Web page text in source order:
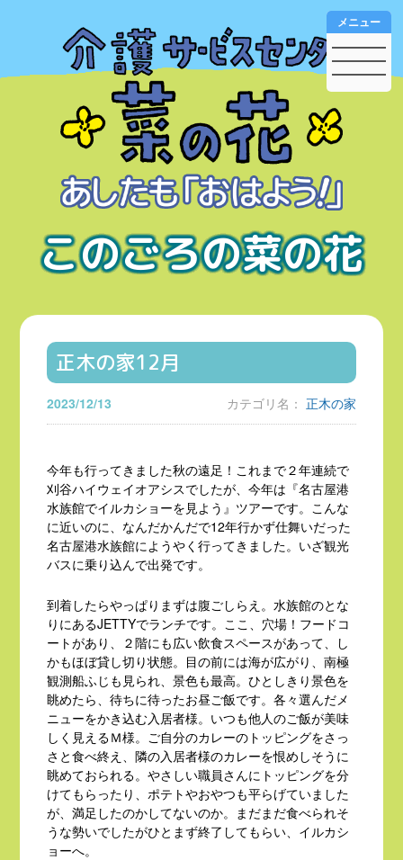
このごろの菜の花
メニュー
正木の家12月
2023/12/13 カテゴリ名： 正木の家
今年も行ってきました秋の遠足！これまで２年連続で
刈谷ハイウェイオアシスでしたが、今年は『名古屋港
水族館でイルカショーを見よう』ツアーです。こんな
に近いのに、なんだかんだで12年行かず仕舞いだった
名古屋港水族館にようやく行ってきました。いざ観光
バスに乗り込んで出発です。
到着したらやっぱりまずは腹ごしらえ。水族館のとな
りにあるJETTYでランチです。ここ、穴場！フードコ
ートがあり、２階にも広い飲食スペースがあって、し
かもほぼ貸し切り状態。目の前には海が広がり、南極
観測船ふじも見られ、景色も最高。ひとしきり景色を
眺めたら、待ちに待ったお昼ご飯です。各々選んだメ
ニューをかき込む入居者様。いつも他人のご飯が美味
しく見えるＭ様。ご自分のカレーのトッピングをさっ
さと食べ終え、隣の入居者様のカレーを恨めしそうに
眺めておられる。やさしい職員さんにトッピングを分
けてもらったり、ポテトやおやつも平らげていました
が、満足したのかしてないのか。まだまだ食べられそ
うな勢いでしたがひとまず終了してもらい、イルカシ
ョーへ。